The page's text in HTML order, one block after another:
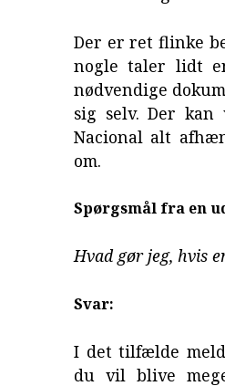
Der er ret flinke
nogle taler lidt
nødvendige
sig selv. Der
Nacional alt
om.
Spørgsmål fra en
Hvad gør jeg, hvis
Svar:
I det tilfælde
du vil blive